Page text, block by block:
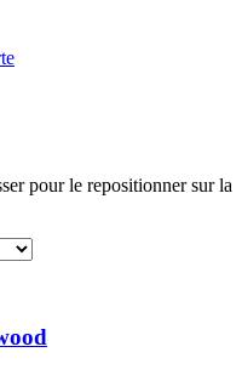
pour le repositionner sur la